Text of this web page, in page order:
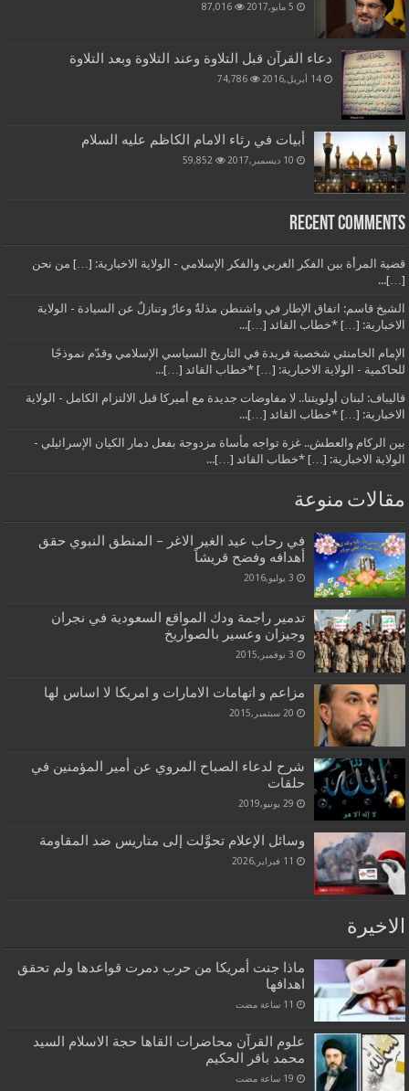
5 مايو,2017 87,016
دعاء القرآن قبل التلاوة وعند التلاوة وبعد التلاوة
14 أبريل,2016 74,786
أبيات في رثاء الامام الكاظم عليه السلام
10 ديسمبر,2017 59,852
Recent Comments
قضية المرأة بين الفكر الغربي والفكر الإسلامي - الولاية الاخبارية: […] من نحن
[…]...
الشيخ قاسم: اتفاق الإطار في واشنطن مذلةٌ وعارٌ وتنازلٌ عن السيادة - الولاية
الاخبارية: […] *خطاب القائد […]...
الإمام الخامنئي شخصية فريدة في التاريخ السياسي الإسلامي وقدّم نموذجًا
للحاكمية - الولاية الاخبارية: […] *خطاب القائد […]...
قاليباف: لبنان أولويتنا.. لا مفاوضات جديدة مع أميركا قبل الالتزام الكامل - الولاية
الاخبارية: […] *خطاب القائد […]...
بين الركام والعطش.. غزة تواجه مأساة مزدوجة بفعل دمار الكيان الإسرائيلي -
الولاية الاخبارية: […] *خطاب القائد […]...
مقالات منوعة
في رحاب عيد الغير الاغر – المنطق النبوي حقق
أهدافه وفضح قريشاً
3 يوليو,2016
تدمير راجمة ودك المواقع السعودية في نجران
وجيزان وعسير بالصواريخ
3 نوفمبر,2015
مزاعم و اتهامات الامارات و امريكا لا اساس لها
20 سبتمبر,2015
شرح لدعاء الصباح المروي عن أمير المؤمنين في
حلقات
29 يونيو,2019
وسائل الإعلام تحوَّلت إلى متاريس ضد المقاومة
11 فبراير,2026
الاخيرة
ماذا جنت أمريكا من حرب دمرت قواعدها ولم تحقق
اهدافها
علوم القرآن محاضرات القاها حجة الاسلام السيد
محمد باقر الحكيم